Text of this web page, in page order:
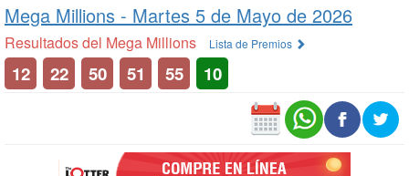
Mega Millions - Martes 5 de Mayo de 2026
Resultados del Mega Millions Lista de Premios
12 22 50 51 55 10